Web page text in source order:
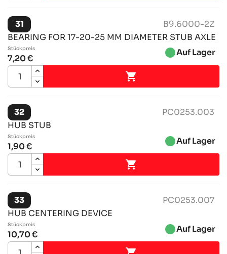
31
B9.6000-2Z
BEARING FOR 17-20-25 MM DIAMETER STUB AXLE
Stückpreis
7,20 € brightness_1Auf Lager

32
PC0253.003
HUB STUB
Stückpreis
1,90 € brightness_1Auf Lager

33
PC0253.007
HUB CENTERING DEVICE
Stückpreis
10,70 € brightness_1Auf Lager